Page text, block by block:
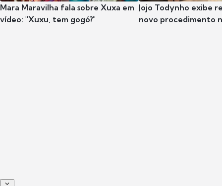
Mara Maravilha fala sobre Xuxa em
vídeo: "Xuxu, tem gogó?"
Jojo Todynho exibe
novo procedimento